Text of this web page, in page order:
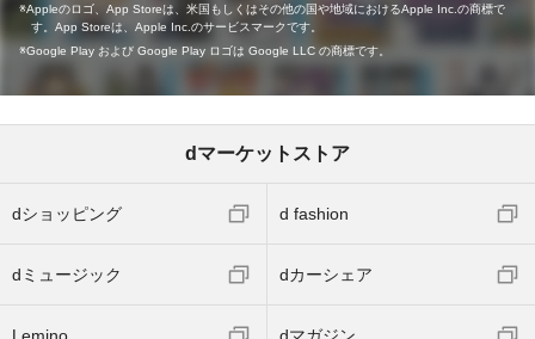
Appleのロゴ、App Storeは、米国もしくはその他の国や地域におけるApple Inc.の商標で
す。App Storeは、Apple Inc.のサービスマークです。
Google Play および Google Play ロゴは Google LLC の商標です。
dマーケットストア
dショッピング d fashion
dミュージック dカーシェア
Lemino dマガジン